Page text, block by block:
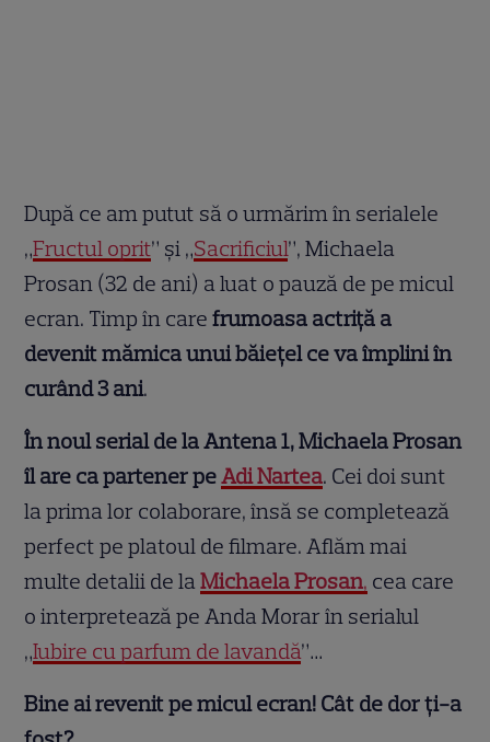
După ce am putut să o urmărim în serialele
„Fructul oprit” și „Sacrificiul”, Michaela
Prosan (32 de ani) a luat o pauză de pe micul
ecran. Timp în carefrumoasa actriță a
devenit mămica unui băiețel ce va împlini în
curând 3 ani.
În noul serial de la Antena 1, Michaela Prosan
îl are ca partener peAdi Nartea. Cei doi sunt
la prima lor colaborare, însă se completează
perfect pe platoul de filmare. Aflăm mai
multe detalii de laMichaela Prosan, cea care
o interpretează pe Anda Morar în serialul
„Iubire cu parfum de lavandă”…
Bine ai revenit pe micul ecran! Cât de dor ți-a